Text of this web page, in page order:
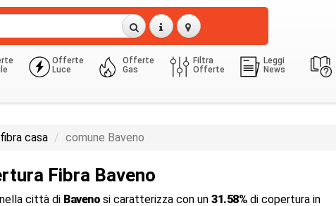
Offerte
Luce
Offerte
Gas
Filtra
Offerte
Leggi
News
casa comune Baveno
Fibra Baveno
città di Baveno si caratterizza con un 31.58% di copertura in